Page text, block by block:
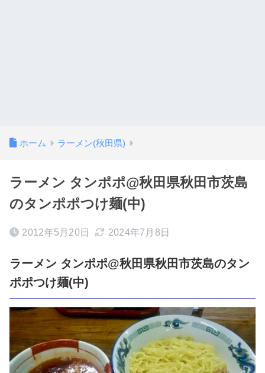
ホーム ラーメン(秋田県)
ラーメン タンポポ@秋田県秋田市茨島
のタンポポつけ麺(中)
2012年5月20日 2024年7月8日
ラーメン タンポポ@秋田県秋田市茨島のタン
ポポつけ麺(中)